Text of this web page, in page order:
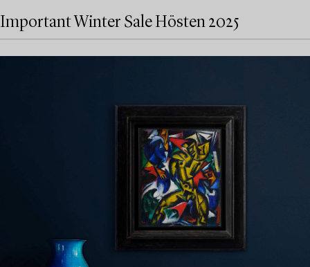
Important Winter Sale Hösten 2025